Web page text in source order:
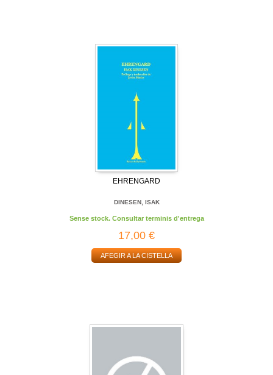
EHRENGARD
DINESEN, ISAK
Sense stock. Consultar terminis d'entrega
17,00 €
AFEGIR A LA CISTELLA